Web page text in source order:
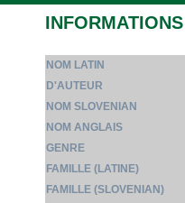
NOM LATIN
D'AUTEUR
NOM SLOVENIAN
NOM ANGLAIS
GENRE
FAMILLE (LATINE)
FAMILLE (SLOVENIAN)